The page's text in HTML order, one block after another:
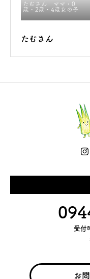
たむさん
たむさん ママ・0
歳・2歳・4歳女の子
受付
お